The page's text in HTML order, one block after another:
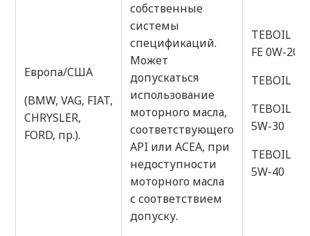
Европа/США
(BMW, VAG, FIAT,
CHRYSLER,
FORD, пр.).
собственные
системы
спецификаций.
Может
допускаться
использование
моторного масла,
соответствующего
API или ACEA, при
недоступности
моторного масла
с соответствием
допуску.
TEBOIL
FE 0W-20
TEBOIL
TEBOIL
5W-30
TEBOIL
5W-40